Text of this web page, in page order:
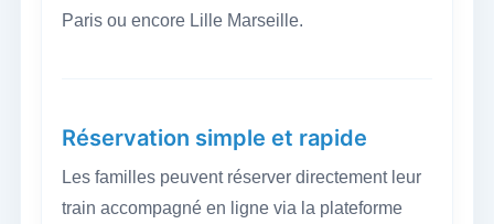
Paris ou encore Lille Marseille.
Réservation simple et rapide
Les familles peuvent réserver directement leur
train accompagné en ligne via la plateforme